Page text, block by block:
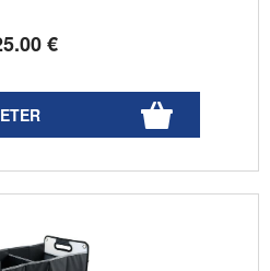
.00€